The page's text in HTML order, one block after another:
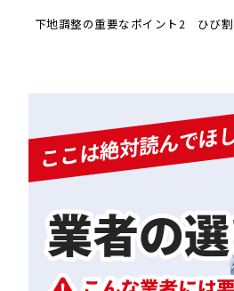
下地調整の重要なポイント2 ひび割